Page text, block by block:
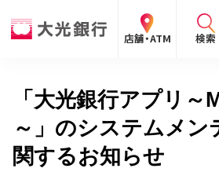
店舗・ATM 検索
手数料 預金金利
個人のお客さま
たいこうパーソナルe-バンキ
「大光銀行アプリ～
～」のシステムメン
関するお知らせ